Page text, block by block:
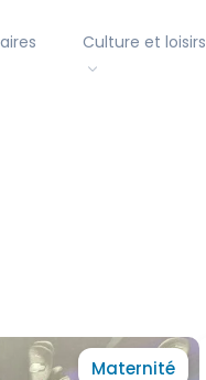
Culture et loisirs
Maternité